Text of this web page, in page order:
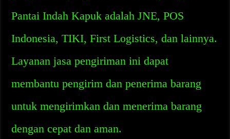
Pantai Indah Kapuk adalah JNE, POS
Indonesia, TIKI, First Logistics, dan lainnya.
Layanan jasa pengiriman ini dapat
membantu pengirim dan penerima barang
untuk mengirimkan dan menerima barang
dengan cepat dan aman.